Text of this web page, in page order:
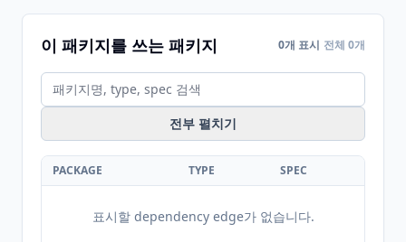
이 패키지를 쓰는 패키지 0개 표시 전체 0개
전부 펼치기
PACKAGE TYPE SPEC
표시할 dependency edge가 없습니다.